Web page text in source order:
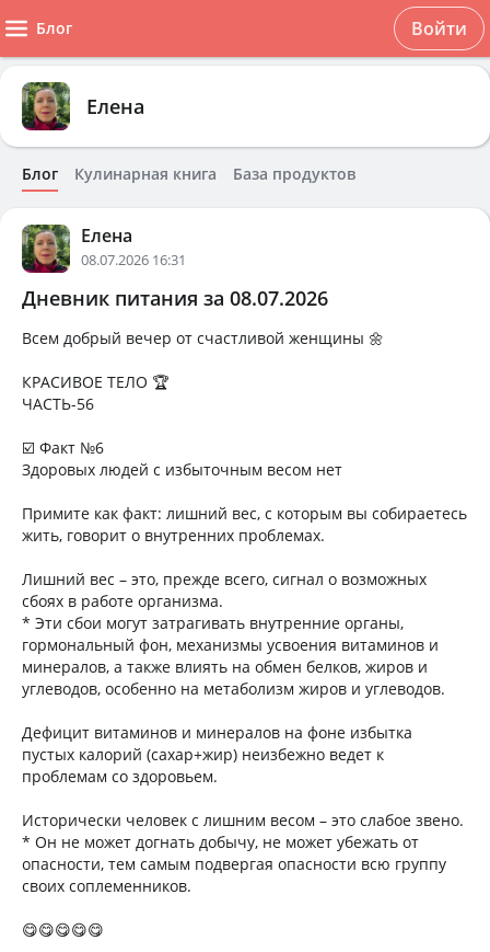
Блог Войти
Елена
Блог Кулинарная книга База продуктов
Елена
08.07.2026 16:31
Дневник питания за 08.07.2026
Всем добрый вечер от счастливой женщины 🌼
КРАСИВОЕ ТЕЛО 🏆
ЧАСТЬ-56
☑️ Факт №6
Здоровых людей с избыточным весом нет
Примите как факт: лишний вес, с которым вы собираетесь
жить, говорит о внутренних проблемах.
Лишний вес – это, прежде всего, сигнал о возможных
сбоях в работе организма.
* Эти сбои могут затрагивать внутренние органы,
гормональный фон, механизмы усвоения витаминов и
минералов, а также влиять на обмен белков, жиров и
углеводов, особенно на метаболизм жиров и углеводов.
Дефицит витаминов и минералов на фоне избытка
пустых калорий (сахар+жир) неизбежно ведет к
проблемам со здоровьем.
Исторически человек с лишним весом – это слабое звено.
* Он не может догнать добычу, не может убежать от
опасности, тем самым подвергая опасности всю группу
своих соплеменников.
😋😋😋😋😋